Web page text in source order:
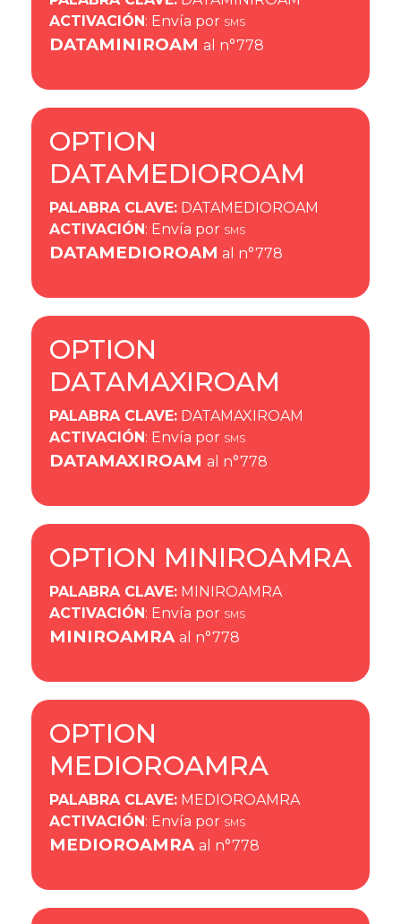
ACTIVACIÓN: Envía por SMS
DATAMINIROAM al n°778
OPTION
DATAMEDIOROAM
PALABRA CLAVE: DATAMEDIOROAM
ACTIVACIÓN: Envía por SMS
DATAMEDIOROAM al n°778
OPTION
DATAMAXIROAM
PALABRA CLAVE: DATAMAXIROAM
ACTIVACIÓN: Envía por SMS
DATAMAXIROAM al n°778
OPTION MINIROAMRA
PALABRA CLAVE: MINIROAMRA
ACTIVACIÓN: Envía por SMS
MINIROAMRA al n°778
OPTION
MEDIOROAMRA
PALABRA CLAVE: MEDIOROAMRA
ACTIVACIÓN: Envía por SMS
MEDIOROAMRA al n°778